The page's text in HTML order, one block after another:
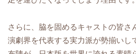
さらに、脇を固めるキャストの皆さ
演劇界を代表する実力派が勢揃いし